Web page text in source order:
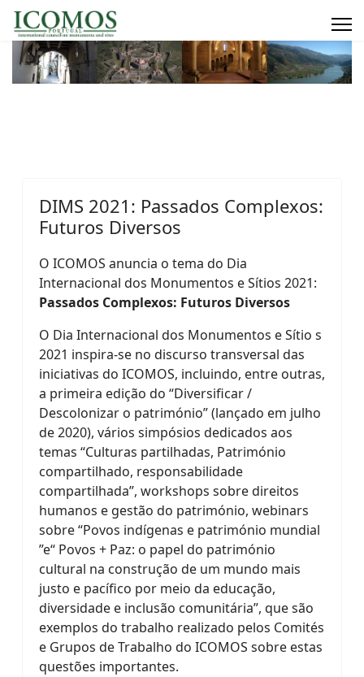
DIMS 2021: Passados Complexos:
Futuros Diversos
O ICOMOS anuncia o tema do Dia
Internacional dos Monumentos e Sítios 2021:
Passados Complexos: Futuros Diversos
O Dia Internacional dos Monumentos e Sítio s
2021 inspira-se no discurso transversal das
iniciativas do ICOMOS, incluindo, entre outras,
a primeira edição do “Diversificar /
Descolonizar o património” (lançado em julho
de 2020), vários simpósios dedicados aos
temas “Culturas partilhadas, Património
compartilhado, responsabilidade
compartilhada”, workshops sobre direitos
humanos e gestão do património, webinars
sobre “Povos indígenas e património mundial
”e“ Povos + Paz: o papel do património
cultural na construção de um mundo mais
justo e pacífico por meio da educação,
diversidade e inclusão comunitária”, que são
exemplos do trabalho realizado pelos Comités
e Grupos de Trabalho do ICOMOS sobre estas
questões importantes.